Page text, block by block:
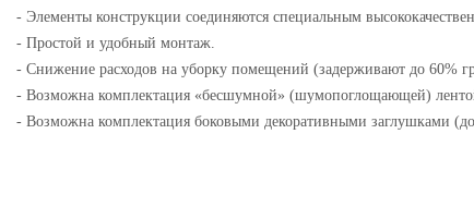
- Элементы конструкции соединяются специальным
- Простой и удобный монтаж.
- Снижение расходов на уборку помещений (задерживают до 60%
- Возможна комплектация «бесшумной» (шумопоглощающей)
- Возможна комплектация боковыми декоративными заглушками